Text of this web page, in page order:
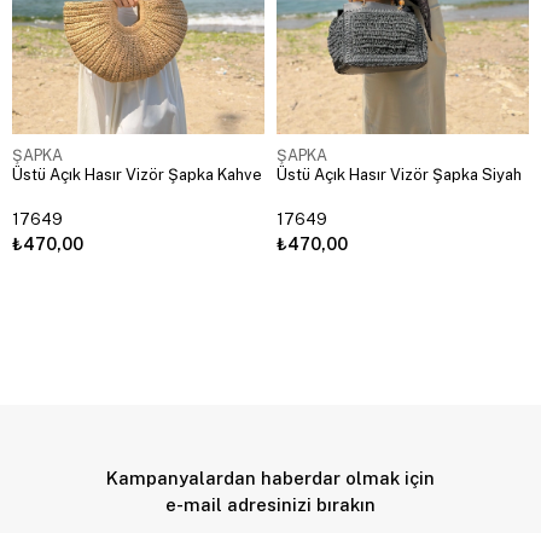
ŞAPKA
Üstü Açık Hasır Vizör Şapka Kahve
17649
₺470,00
ŞAPKA
Üstü Açık Hasır Vizör Şapka Siyah
17649
₺470,00
Kampanyalardan haberdar olmak için
e-mail adresinizi bırakın